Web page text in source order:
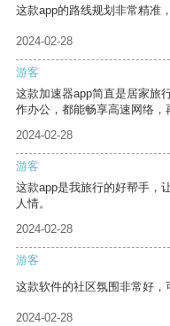
这款app的路线规划非常精准
2024-02-28
游客
这款加速器app简直是居家旅
作办公，都能畅享高速网络，
2024-02-28
游客
这款app是我旅行的好帮手，
人情。
2024-02-28
游客
这款软件的社区氛围非常好，
2024-02-28